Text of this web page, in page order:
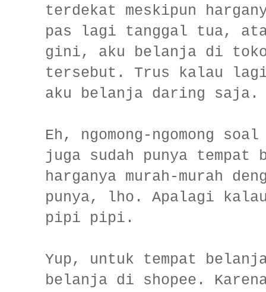
terdekat meskipun
pas lagi tanggal tua,
gini, aku belanja di
tersebut. Trus kalau
aku belanja daring saja.
Eh, ngomong-ngomong
juga sudah punya
harganya murah-murah
punya, lho. Apalagi
pipi pipi.
Yup, untuk tempat
belanja di shopee.